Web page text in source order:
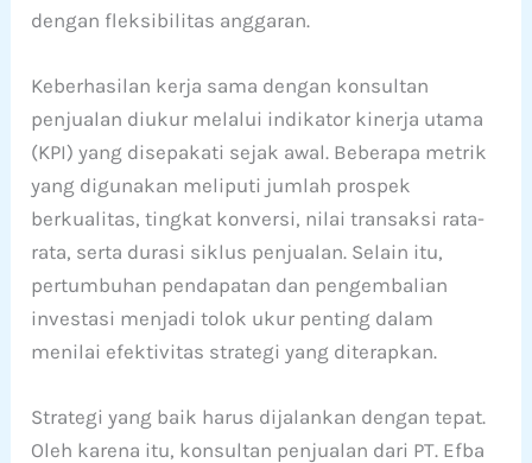
dengan fleksibilitas anggaran.
Keberhasilan kerja sama dengan konsultan
penjualan diukur melalui indikator kinerja utama
(KPI) yang disepakati sejak awal. Beberapa metrik
yang digunakan meliputi jumlah prospek
berkualitas, tingkat konversi, nilai transaksi rata-
rata, serta durasi siklus penjualan. Selain itu,
pertumbuhan pendapatan dan pengembalian
investasi menjadi tolok ukur penting dalam
menilai efektivitas strategi yang diterapkan.
Strategi yang baik harus dijalankan dengan tepat.
Oleh karena itu, konsultan penjualan dari PT. Efba